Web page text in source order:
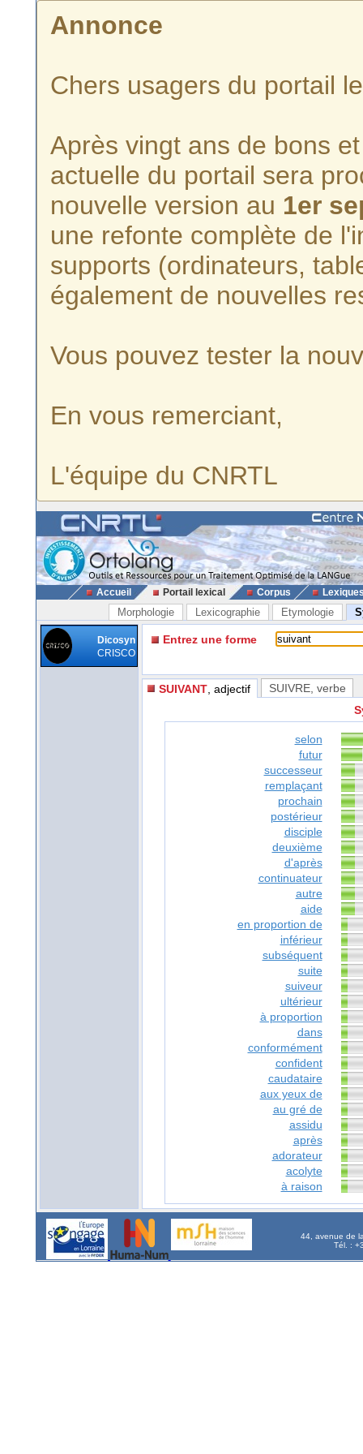
Annonce
Chers usagers du portail
Après vingt ans de bons
actuelle du portail sera
nouvelle version au 1er
une refonte complète de
supports (ordinateurs,
également de nouvelles
Vous pouvez tester la
En vous remerciant,
L'équipe du CNRTL
Accueil Portail lexical Corpus
Morphologie Lexicographie Etymologie
Dicosyn
CRISCO
Entrez une forme
SUIVANT , adjectif SUIVRE, verbe
selon
futur
successeur
remplaçant
prochain
postérieur
disciple
deuxième
d'après
continuateur
autre
aide
en proportion de
inférieur
subséquent
suite
suiveur
ultérieur
à proportion
dans
conformément
confident
caudataire
aux yeux de
au gré de
assidu
après
adorateur
acolyte
à raison
44, avenue de
Tél. :